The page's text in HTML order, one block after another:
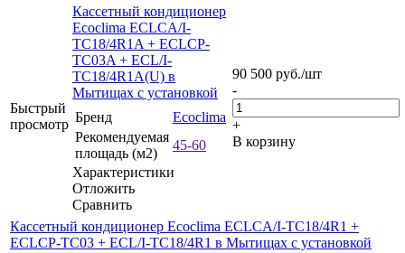
Быстрый
просмотр
Кассетный кондиционер
Ecoclima ECLCA/I-
TC18/4R1A + ECLCP-
TC03A + ECL/I-
TC18/4R1A(U) в
Мытищах с установкой
Бренд
Ecoclima
Рекомендуемая
площадь (м2)
45-60
Характеристики
Отложить
Сравнить
90 500 руб./шт
-
+
В корзину
Кассетный кондиционер Ecoclima ECLCA/I-TC18/4R1 +
ECLCP-TC03 + ECL/I-TC18/4R1 в Мытищах с установкой